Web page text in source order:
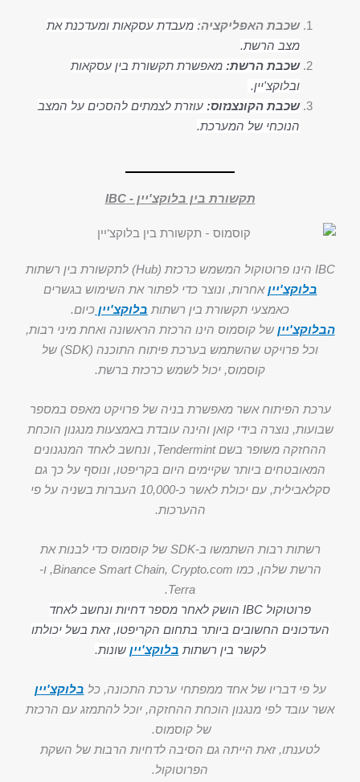
שכבת האפליקציה: מעבדת עסקאות ומעדכנת את
מצב הרשת.
שכבת הרשת: מאפשרת תקשורת בין עסקאות
ובלוקצ'יין.
שכבת הקונצנזוס: עוזרת לצמתים להסכים על המצב
הנוכחי של המערכת.
תקשורת בין בלוקצ'יין - IBC
IBC הינו פרוטוקול המשמש כרכזת (Hub) לתקשורת בין רשתות
בלוקצ'ייןאחרות, ונוצר כדי לפתור את השימוש בגשרים
כאמצעי תקשורת בין רשתות בלוקצ'יין כיום.
הבלוקצ'יין של קוסמוס הינו הרכזת הראשונה ואחת מיני רבות,
וכל פרויקט שהשתמש בערכת פיתוח התוכנה (SDK) של
קוסמוס, יכול לשמש כרכזת ברשת.
ערכת הפיתוח אשר מאפשרת בניה של פרויקט מאפס במספר
שבועות, נוצרה בידי קואן והינה עובדת באמצעות מנגנון הוכחת
ההחזקה משופר בשם Tendermint, ונחשב לאחד המנגנונים
המאובטחים ביותר שקיימים היום בקריפטו, ונוסף על כך גם
סקלאבילית, עם יכולת לאשר כ-10,000 העברות בשניה על פי
ההערכות.
רשתות רבות השתמשו ב-SDK של קוסמוס כדי לבנות את
הרשת שלהן, כמו Binance Smart Chain, Crypto.com, ו-
Terra.
פרוטוקול IBC הושק לאחר מספר דחיות ונחשב לאחד
העדכונים החשובים ביותר בתחום הקריפטו, זאת בשל יכולתו
לקשר בין רשתות בלוקצ'יין שונות.
על פי דבריו של אחד ממפתחי ערכת התכונה, כל בלוקצ'יין
אשר עובד לפי מנגנון הוכחת ההחזקה, יוכל להתמזג עם הרכזת
של קוסמוס.
לטענתו, זאת הייתה גם הסיבה לדחיות הרבות של השקת
הפרוטוקול.